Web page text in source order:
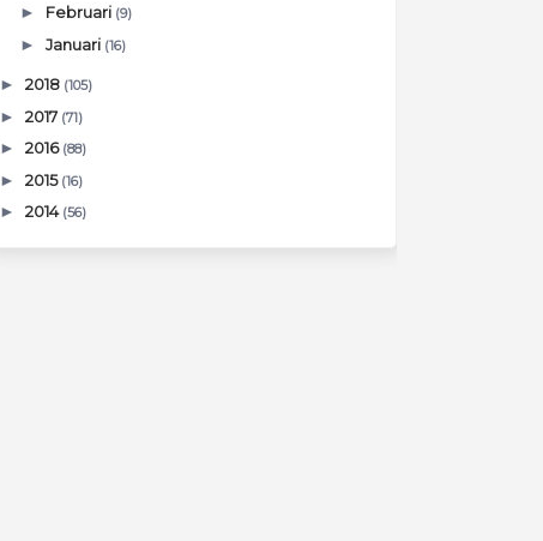
► Februari (9)
►Januari (16)
►2018 (105)
►2017 (71)
►2016 (88)
►2015 (16)
►2014 (56)